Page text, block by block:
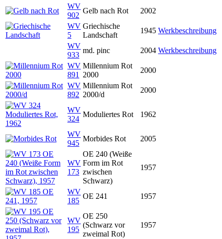
WV
902
Gelb nach Rot
2002
WV
5
Griechische
Landschaft
1945 Werkbeschreibung
WV
933
md. pinc 2004 Werkbeschreibung
WV
891
Millennium Rot
2000
2000
WV
892
Millennium Rot
2000/d
2000
WV
324
Moduliertes Rot 1962
WV
945
Morbides Rot 2005
WV
173
OE 240 (Weiße
Form im Rot
zwischen
Schwarz)
1957
WV
185
OE 241 1957
WV
195
OE 250
(Schwarz vor
zweimal Rot)
1957